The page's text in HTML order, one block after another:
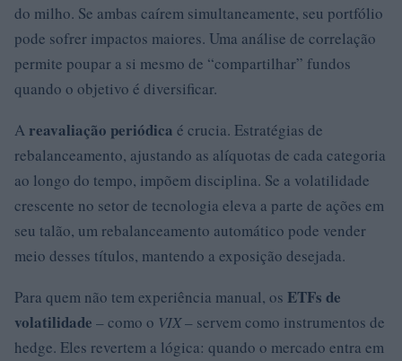
do milho. Se ambas caírem simultaneamente, seu portfólio
pode sofrer impactos maiores. Uma análise de correlação
permite poupar a si mesmo de “compartilhar” fundos
quando o objetivo é diversificar.
A reavaliação periódica é crucia. Estratégias de
rebalanceamento, ajustando as alíquotas de cada categoria
ao longo do tempo, impõem disciplina. Se a volatilidade
crescente no setor de tecnologia eleva a parte de ações em
seu talão, um rebalanceamento automático pode vender
meio desses títulos, mantendo a exposição desejada.
Para quem não tem experiência manual, os ETFs de
volatilidade – como o VIX– servem como instrumentos de
hedge. Eles revertem a lógica: quando o mercado entra em